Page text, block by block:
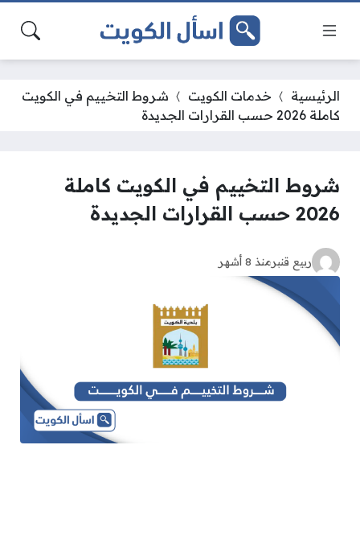
الرئيسية خدمات الكويت
شروط التخييم في الكويت
كاملة 2026 حسب القرارات الجديدة
شروط التخييم في الكويت كاملة
2026 حسب القرارات الجديدة
ربيع قنبرمنذ 8 أشهر